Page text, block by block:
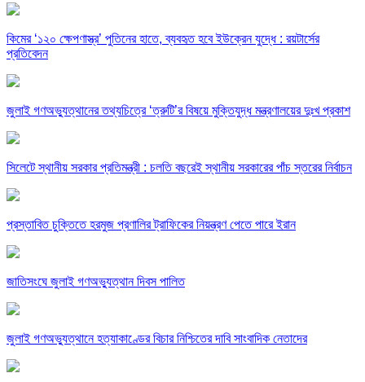
কিমের ‘১২০ ক্ষেপণাস্ত্র’ পুতিনের হাতে, ব্যবহৃত হবে ইউক্রেন যুদ্ধে : রয়টার্সের
প্রতিবেদন
জুলাই গণঅভ্যুত্থানের তথ্যচিত্রে ‘ত্রুটি’র বিষয়ে মুক্তিযুদ্ধ মন্ত্রণালয়ের দুঃখ প্রকাশ
সিলেটে স্থানীয় সরকার প্রতিমন্ত্রী : চলতি বছরেই স্থানীয় সরকারের পাঁচ স্তরের নির্বাচন
প্রস্তাবিত চুক্তিতে হরমুজ প্রণালির ট্রাফিকের নিয়ন্ত্রণ পেতে পারে ইরান
জাতিসংঘে জুলাই গণঅভ্যুত্থান দিবস পালিত
জুলাই গণঅভ্যুত্থানে হত্যাকাণ্ডের বিচার নিশ্চিতের দাবি সাংবাদিক নেতাদের